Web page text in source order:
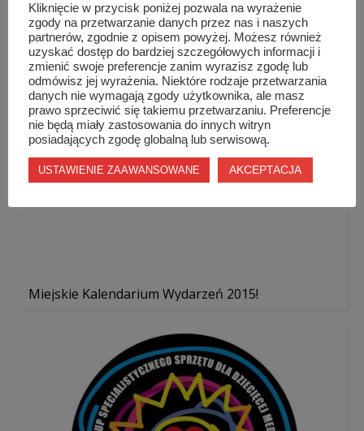
Podobne wpisy
Miejskie Kalendarium Wydarzeń 2015!
Kliknięcie w przycisk poniżej pozwala na wyrażenie
zgody na przetwarzanie danych przez nas i naszych
partnerów, zgodnie z opisem powyżej. Możesz również
uzyskać dostęp do bardziej szczegółowych informacji i
zmienić swoje preferencje zanim wyrazisz zgodę lub
odmówisz jej wyrażenia. Niektóre rodzaje przetwarzania
danych nie wymagają zgody użytkownika, ale masz
prawo sprzeciwić się takiemu przetwarzaniu. Preferencje
nie będą miały zastosowania do innych witryn
posiadających zgodę globalną lub serwisową.
USTAWIENIE ZAAWANSOWANE AKCEPTACJA